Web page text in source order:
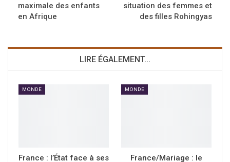
maximale des enfants
en Afrique
situation des femmes et
des filles Rohingyas
LIRE ÉGALEMENT...
MONDE
France : l’État face à ses
MONDE
France/Mariage : le